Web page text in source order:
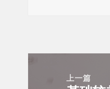
文
上一篇